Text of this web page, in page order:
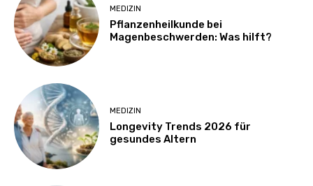
MEDIZIN
Pflanzenheilkunde bei
Magenbeschwerden: Was hilft?
MEDIZIN
Longevity Trends 2026 für
gesundes Altern